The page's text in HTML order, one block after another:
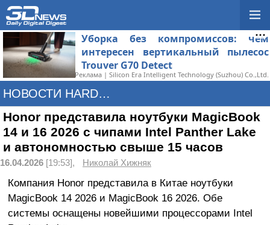
Уборка без компромиссов: чем
интересен вертикальный пылесос
Trouver G70 Detect
Реклама | Silicon Era Intelligent Technology (Suzhou) Co.,Ltd.
НОВОСТИ HARDWARE
Honor представила ноутбуки MagicBook
14 и 16 2026 с чипами Intel Panther Lake
и автономностью свыше 15 часов
16.04.2026 [19:53], Николай Хижняк
Компания Honor представила в Китае ноутбуки
MagicBook 14 2026 и MagicBook 16 2026. Обе
системы оснащены новейшими процессорами Intel